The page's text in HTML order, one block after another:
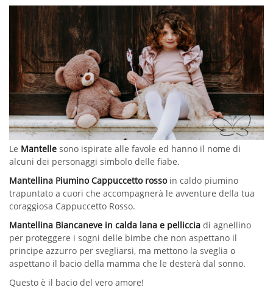
Le Mantelle sono ispirate alle favole ed hanno il nome di
alcuni dei personaggi simbolo delle fiabe.
Mantellina Piumino Cappuccetto rossoin caldo piumino
trapuntato a cuori che accompagnerà le avventure della tua
coraggiosa Cappuccetto Rosso.
Mantellina Biancaneve in calda lana e pelliccia di agnellino
per proteggere i sogni delle bimbe che non aspettano il
principe azzurro per svegliarsi, ma mettono la sveglia o
aspettano il bacio della mamma che le desterà dal sonno.
Questo è il bacio del vero amore!